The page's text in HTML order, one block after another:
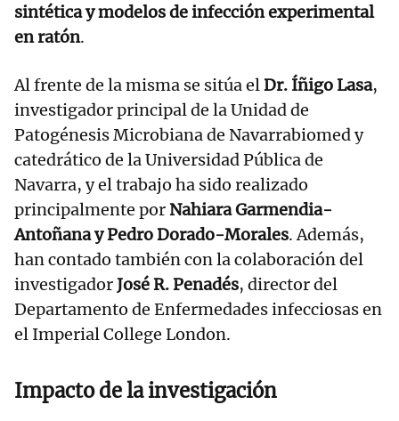
sintética y modelos de infección experimental
en ratón.
Al frente de la misma se sitúa elDr. Íñigo Lasa,
investigador principal de la Unidad de
Patogénesis Microbiana de Navarrabiomed y
catedrático de la Universidad Pública de
Navarra, y el trabajo ha sido realizado
principalmente por Nahiara Garmendia-
Antoñana y Pedro Dorado-Morales. Además,
han contado también con la colaboración del
investigadorJosé R. Penadés, director del
Departamento de Enfermedades infecciosas en
el Imperial College London.
Impacto de la investigación